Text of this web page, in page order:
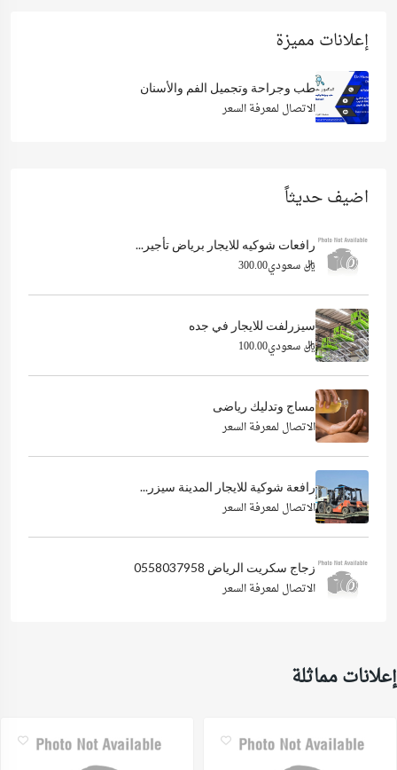
إعلانات مميزة
طب وجراحة وتجميل الفم والأسنان
الاتصال لمعرفة السعر
اضيف حديثاً
رافعات شوكيه للايجار برياض تأجير...
ريال سعودي300.00
سيزرلفت للايجار في جده
ريال سعودي100.00
مساج وتدليك رياضى
الاتصال لمعرفة السعر
رافعة شوكية للايجار المدينة سيزر...
الاتصال لمعرفة السعر
زجاج سكريت الرياض 0558037958
الاتصال لمعرفة السعر
إعلانات مماثلة